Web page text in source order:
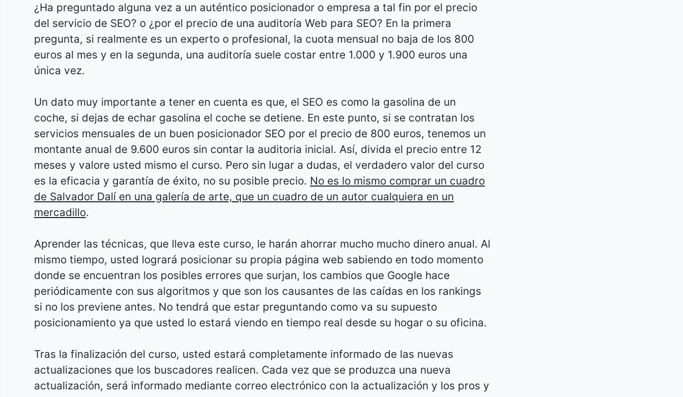
¿Ha preguntado alguna vez a un auténtico posicionador o empresa a tal fin por el precio
del servicio de SEO? o ¿por el precio de una auditoría Web para SEO? En la primera
pregunta, si realmente es un experto o profesional, la cuota mensual no baja de los 800
euros al mes y en la segunda, una auditoría suele costar entre 1.000 y 1.900 euros una
única vez.
Un dato muy importante a tener en cuenta es que, el SEO es como la gasolina de un
coche, si dejas de echar gasolina el coche se detiene. En este punto, si se contratan los
servicios mensuales de un buen posicionador SEO por el precio de 800 euros, tenemos un
montante anual de 9.600 euros sin contar la auditoria inicial. Así, divida el precio entre 12
meses y valore usted mismo el curso. Pero sin lugar a dudas, el verdadero valor del curso
es la eficacia y garantía de éxito, no su posible precio. No es lo mismo comprar un cuadro
de Salvador Dalí en una galería de arte, que un cuadro de un autor cualquiera en un
mercadillo.
Aprender las técnicas, que lleva este curso, le harán ahorrar mucho mucho dinero anual. Al
mismo tiempo, usted logrará posicionar su propia página web sabiendo en todo momento
donde se encuentran los posibles errores que surjan, los cambios que Google hace
periódicamente con sus algoritmos y que son los causantes de las caídas en los rankings
si no los previene antes. No tendrá que estar preguntando como va su supuesto
posicionamiento ya que usted lo estará viendo en tiempo real desde su hogar o su oficina.
Tras la finalización del curso, usted estará completamente informado de las nuevas
actualizaciones que los buscadores realicen. Cada vez que se produzca una nueva
actualización, será informado mediante correo electrónico con la actualización y los pros y